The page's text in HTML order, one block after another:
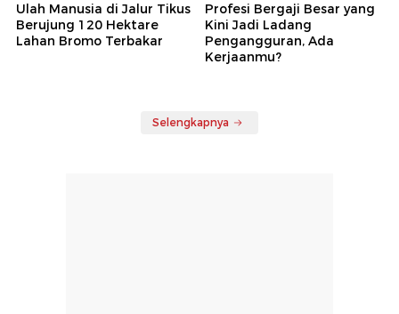
Ulah Manusia di Jalur Tikus
Berujung 120 Hektare
Lahan Bromo Terbakar
Profesi Bergaji Besar yang
Kini Jadi Ladang
Pengangguran, Ada
Kerjaanmu?
Selengkapnya